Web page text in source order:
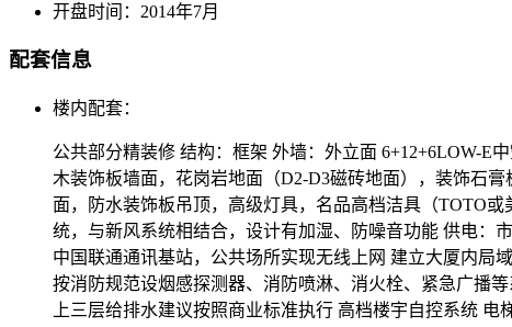
开盘时间： 2014年7月
配套信息
楼内配套：
公共部分精装修 结构：框架 外墙：外立面 6+12+6LOW-E
木装饰板墙面，花岗岩地面（D2-D3磁砖地面），装饰石
面，防水装饰板吊顶，高级灯具，名品高档洁具（TOTO
统，与新风系统相结合，设计有加湿、防噪音功能 供电：
中国联通通讯基站，公共场所实现无线上网 建立大厦内局
按消防规范设烟感探测器、消防喷淋、消火栓、紧急广播
上三层给排水建议按照商业标准执行 高档楼宇自控系统